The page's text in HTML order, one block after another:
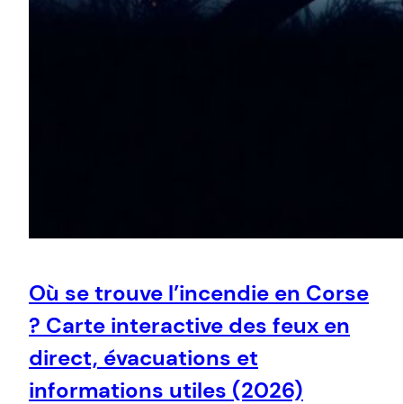
Où se trouve l’incendie en Corse
? Carte interactive des feux en
direct, évacuations et
informations utiles (2026)